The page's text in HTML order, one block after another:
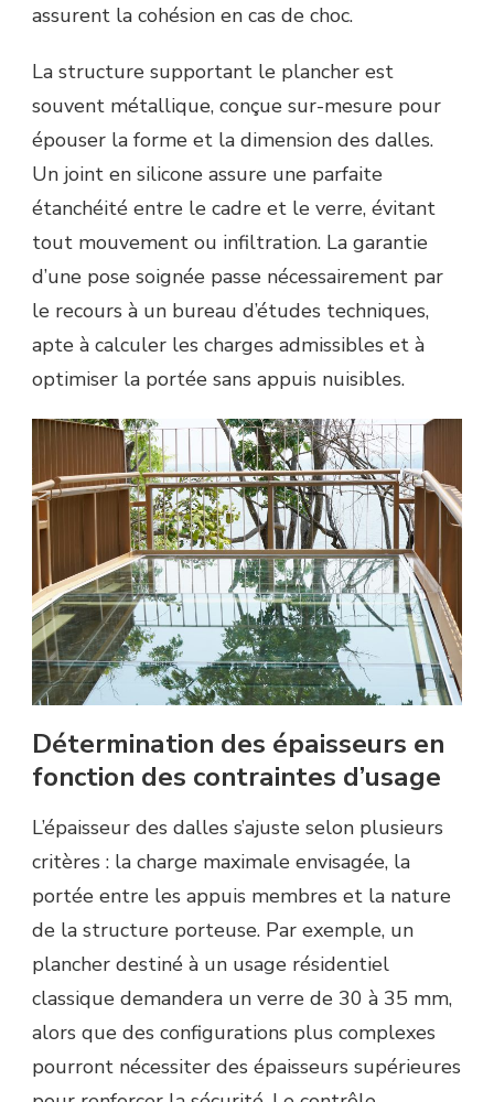
assurent la cohésion en cas de choc.
La structure supportant le plancher est
souvent métallique, conçue sur-mesure pour
épouser la forme et la dimension des dalles.
Un joint en silicone assure une parfaite
étanchéité entre le cadre et le verre, évitant
tout mouvement ou infiltration. La garantie
d’une pose soignée passe nécessairement par
le recours à un bureau d’études techniques,
apte à calculer les charges admissibles et à
optimiser la portée sans appuis nuisibles.
Détermination des épaisseurs en
fonction des contraintes d’usage
L’épaisseur des dalles s’ajuste selon plusieurs
critères : la charge maximale envisagée, la
portée entre les appuis membres et la nature
de la structure porteuse. Par exemple, un
plancher destiné à un usage résidentiel
classique demandera un verre de 30 à 35 mm,
alors que des configurations plus complexes
pourront nécessiter des épaisseurs supérieures